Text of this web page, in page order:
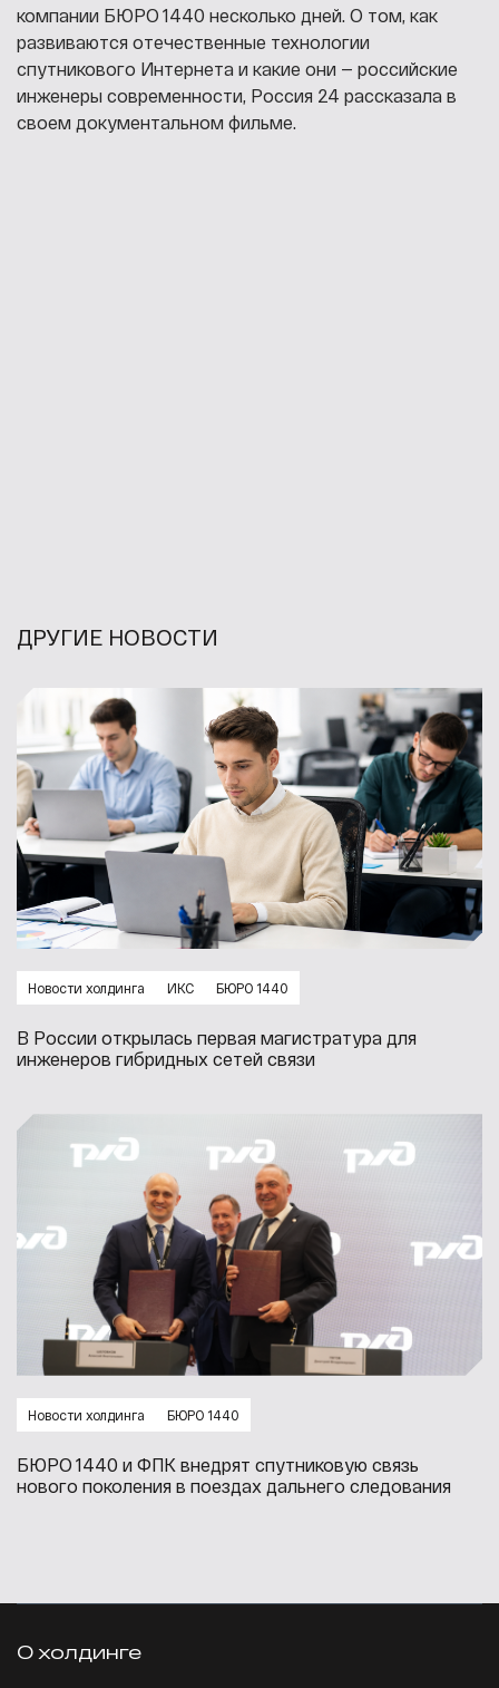
компании БЮРО 1440 несколько дней. О том, как
развиваются отечественные технологии
спутникового Интернета и какие они — российские
инженеры современности, Россия 24 рассказала в
своем документальном фильме.
ДРУГИЕ НОВОСТИ
Новости холдинга ИКС БЮРО 1440
В России открылась первая магистратура для
инженеров гибридных сетей связи
Новости холдинга БЮРО 1440
БЮРО 1440 и ФПК внедрят спутниковую связь
нового поколения в поездах дальнего следования
О холдинге